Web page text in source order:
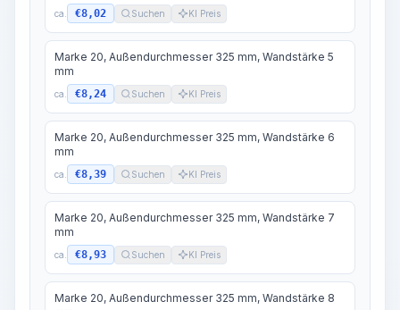
ca. €8,02 Suchen KI Preis
Marke 20, Außendurchmesser 325 mm, Wandstärke 5
mm
ca. €8,24 Suchen KI Preis
Marke 20, Außendurchmesser 325 mm, Wandstärke 6
mm
ca. €8,39 Suchen KI Preis
Marke 20, Außendurchmesser 325 mm, Wandstärke 7
mm
ca. €8,93 Suchen KI Preis
Marke 20, Außendurchmesser 325 mm, Wandstärke 8